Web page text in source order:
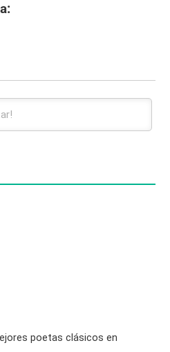
poetas clásicos en